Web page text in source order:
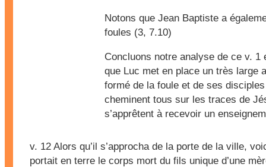
Notons que Jean Baptiste a
foules (3, 7.10)
Concluons notre analyse de ce v. 1
que Luc met en place un très large
formé de la foule et de ses
cheminent tous sur les traces de
s’apprêtent à recevoir un
v. 12 Alors qu’il s’approcha de la porte de la ville,
portait en terre le corps mort du fils unique d’une